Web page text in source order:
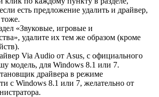
есть предложение удалить и драйвер,
тоже.
«Звуковые, игровые и
удалите их тем же образом (кроме
Via Audio от Asus, с официального
модель, для Windows 8.1 или 7.
драйвера в режиме
с Windows 8.1 или 7, желательно от